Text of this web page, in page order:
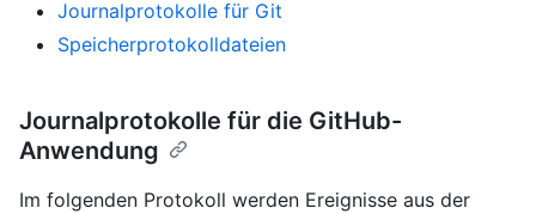
Journalprotokolle für Git
Speicherprotokolldateien
Journalprotokolle für die GitHub-
Anwendung
Im folgenden Protokoll werden Ereignisse aus der